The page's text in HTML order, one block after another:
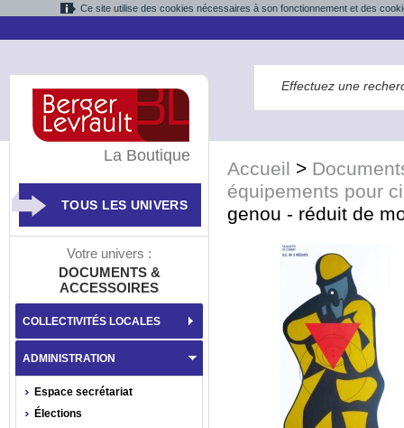
Ce site utilise des cookies nécessaires à son fonctionnement et des
Accueil >
équipements pour
genou - réduit de
La Boutique
TOUS LES UNIVERS
Votre univers :
DOCUMENTS &
ACCESSOIRES
COLLECTIVITÉS LOCALES
ADMINISTRATION
Espace secrétariat
Élections